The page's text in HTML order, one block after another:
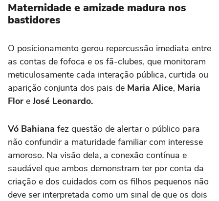
Maternidade e amizade madura nos
bastidores
O posicionamento gerou repercussão imediata entre
as contas de fofoca e os fã-clubes, que monitoram
meticulosamente cada interação pública, curtida ou
aparição conjunta dos pais de Maria Alice, Maria
Flor e José Leonardo.
Vó Bahiana fez questão de alertar o público para
não confundir a maturidade familiar com interesse
amoroso. Na visão dela, a conexão contínua e
saudável que ambos demonstram ter por conta da
criação e dos cuidados com os filhos pequenos não
deve ser interpretada como um sinal de que os dois